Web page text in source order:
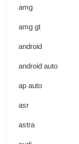
amg
amg gt
android
android auto
ap auto
asr
astra